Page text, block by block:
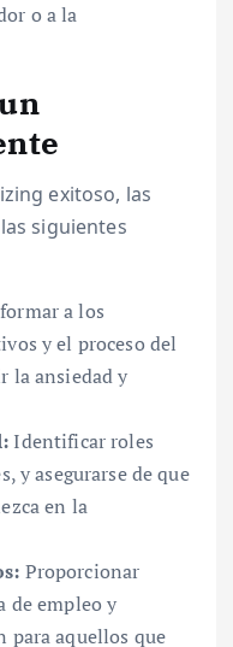
o a la
exitoso, las
siguientes
a los
y el proceso del
la ansiedad y
Identificar roles
y asegurarse de que
en la
Proporcionar
de empleo y
para aquellos que